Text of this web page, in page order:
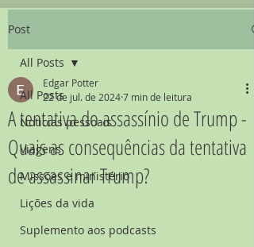
Post
All Posts
Noticias pessoais
Viagens
Missões e ministério
Lições da vida
Suplemento aos podcasts
All Posts
A tentativa do assassínio de Trump -
Quais as consequências da tentativa
de assassinar Trump?
Edgar Potter
22 de jul. de 20247 min de leitura